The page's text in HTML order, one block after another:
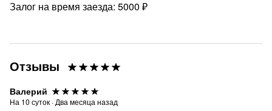
Залог на время заезда: 5000 ₽
Отзывы
Валерий
На 10 суток · Два месяца назад